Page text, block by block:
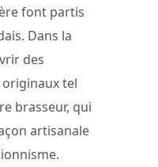
font partis
Dans la
des
tel
brasseur, qui
artisanale